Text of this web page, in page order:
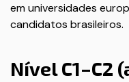
em universidades
candidatos brasileiros.
Nível C1–C2